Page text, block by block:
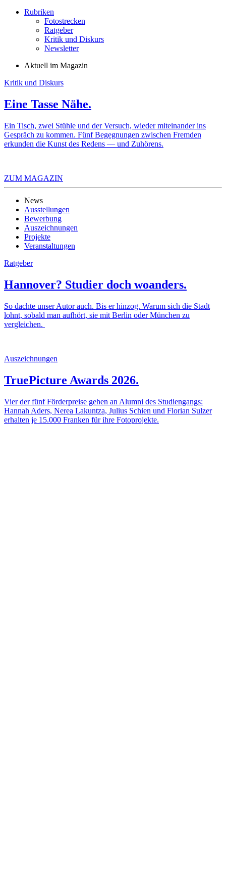
Rubriken
Fotostrecken
Ratgeber
Kritik und Diskurs
Newsletter
Aktuell im Magazin
Kritik und Diskurs
Eine Tasse Nähe.
Ein Tisch, zwei Stühle und der Versuch, wieder miteinander ins
Gespräch zu kommen. Fünf Begegnungen zwischen Fremden
erkunden die Kunst des Redens — und Zuhörens.
ZUM MAGAZIN
News
Ausstellungen
Bewerbung
Auszeichnungen
Projekte
Veranstaltungen
Ratgeber
Hannover? Studier doch woanders.
So dachte unser Autor auch. Bis er hinzog. Warum sich die Stadt
lohnt, sobald man aufhört, sie mit Berlin oder München zu
vergleichen.
Auszeichnungen
TruePicture Awards 2026.
Vier der fünf Förderpreise gehen an Alumni des Studiengangs:
Hannah Aders, Nerea Lakuntza, Julius Schien und Florian Sulzer
erhalten je 15.000 Franken für ihre Fotoprojekte.